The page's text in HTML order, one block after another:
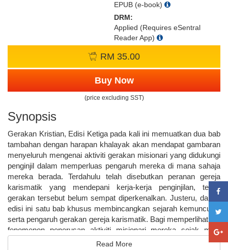
EPUB (e-book)
DRM:
Applied (Requires eSentral
Reader App)
RM 35.00
Buy Now
(price excluding SST)
Synopsis
Gerakan Kristian, Edisi Ketiga pada kali ini memuatkan dua bab
tambahan dengan harapan khalayak akan mendapat gambaran
menyeluruh mengenai aktiviti gerakan misionari yang didukungi
penginjil dalam memperluas pengaruh mereka di mana sahaja
mereka berada. Terdahulu telah disebutkan peranan gereja
karismatik yang mendepani kerja-kerja penginjilan, tetapi
gerakan tersebut belum sempat diperkenalkan. Justeru, dalam
edisi ini satu bab khusus membincangkan sejarah kemunculan
serta pengaruh gerakan gereja karismatik. Bagi memperlihatkan
fenomenon penerusan aktiviti misionari mereka sejak mula
hingga sekarang, disediakan bab mengenai kontroversi guna
Read More